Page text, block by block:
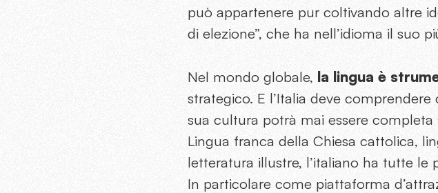
può appartenere pur coltivando altre
di elezione”, che ha nell’idioma il suo
Nel mondo globale, la lingua è
strategico. E l’Italia deve
sua cultura potrà mai essere completa
Lingua franca della Chiesa cattolica,
letteratura illustre, l’italiano ha tutte
In particolare come piattaforma